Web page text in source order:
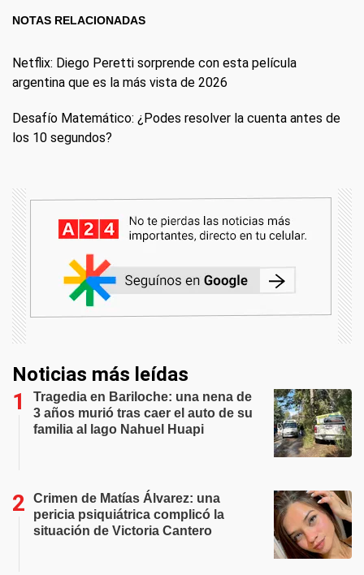
NOTAS RELACIONADAS
Netflix: Diego Peretti sorprende con esta película
argentina que es la más vista de 2026
Desafío Matemático: ¿Podes resolver la cuenta antes de
los 10 segundos?
Noticias más leídas
Tragedia en Bariloche: una nena de
3 años murió tras caer el auto de su
familia al lago Nahuel Huapi
Crimen de Matías Álvarez: una
pericia psiquiátrica complicó la
situación de Victoria Cantero